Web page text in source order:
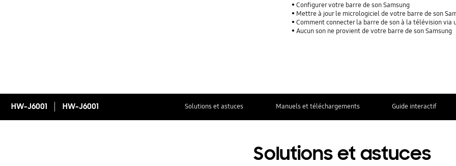
Configurer votre barre de son Samsung
Mettre à jour le micrologiciel de votre barre de son
Comment connecter la barre de son à la télévision via
Aucun son ne provient de votre barre de son Samsung
HW-J6001 HW-J6001 Solutions et astuces Manuels et téléchargements Guide interactif
Solutions et astuces